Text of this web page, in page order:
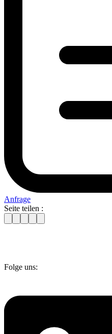
Anfrage
Seite teilen :
Folge uns: